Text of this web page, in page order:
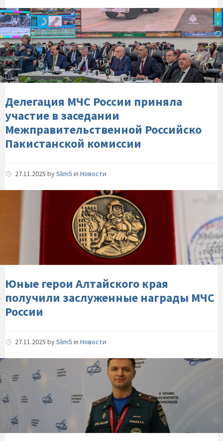
Делегация-
МЧС-
России-
приняла-
участие-
в-
заседании-
Межправительственной-
Российско-
Пакистанской-
комиссии
Делегация МЧС России приняла
участие в заседании
Межправительственной Российско
Пакистанской комиссии
27.11.2025 bySlim5 in Новости
Юные-
герои-
Алтайского-
края-
получили-
заслуженные-
награды-
МЧС-
Юные герои Алтайского края
получили заслуженные награды МЧС
России
27.11.2025 bySlim5 in Новости
Нейросеть-
Яндекса-
поможет-
спасателям-
МЧС-
России-
быстрее-